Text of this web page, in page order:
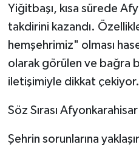
Yiğitbaşı, kısa sürede
takdirini kazandı.
hemşehrimiz" olması
olarak görülen ve bağra
iletişimiyle dikkat çekiyor.
Söz Sırası
Şehrin sorunlarına